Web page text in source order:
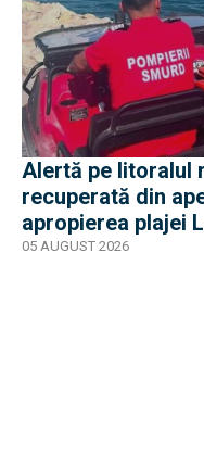
Alertă pe litoralul
recuperată din
apropierea plajei
05 AUGUST 2026